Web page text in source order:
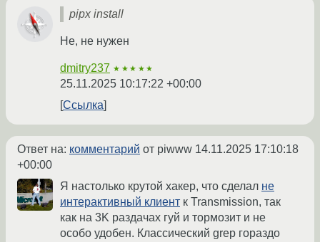
pipx install
Не, не нужен
dmitry237 ★★★★★
25.11.2025 10:17:22 +00:00
Ссылка
Ответ на: комментарий от piwww 14.11.2025 17:10:18
+00:00
Я настолько крутой хакер, что сделал не
интерактивный клиент к Transmission, так
как на 3K раздачах гуй и тормозит и не
особо удобен. Классический grep гораздо